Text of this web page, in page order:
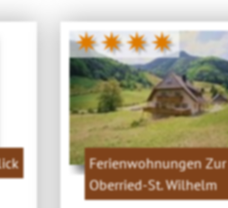
✷✷✷✷
Ferienwohnungen
Oberried-St. Wilhelm